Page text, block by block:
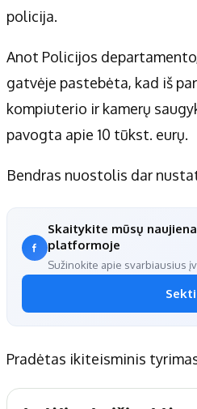
Redakcija
Apie mus
Autoriai
Kontaktai
Privatumo politika
Receptai
policija.
Anot Policijos
gatvėje pastebėta, kad iš
kompiuterio ir kamerų
pavogta apie 10 tūkst. eurų.
Bendras nuostolis dar
Skaitykite mūsų
platformoje
Sužinokite apie svarbiausius
Sekti
Pradėtas ikiteisminis